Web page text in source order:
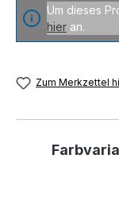
Um dieses
hier an.
Zum Merkzettel